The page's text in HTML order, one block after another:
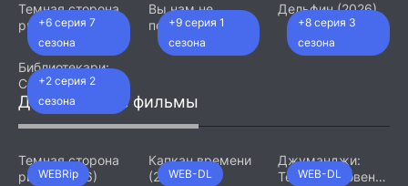
+6 серия 7
сезона
Темная сторона
ринга (2026)
+9 серия 1
сезона
Вы нам не
подходите (2026)
+8 серия 3
сезона
Дельфин (2026)
+2 серия 2
сезона
Библиотекари:
Следующая
глава (2026)
Добавленные фильмы
WEBRip
Темная сторона
ринга (2026)
WEB-DL
Капкан времени
(2026)
WEB-DL
Джуманджи:
Тёмный уровень